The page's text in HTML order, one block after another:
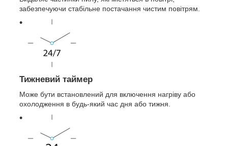
забезпечуючи стабільне постачання чистим повітрям.
Тижневий таймер
Може бути встановлений для включення нагріву або
охолодження в будь-який час дня або тижня.